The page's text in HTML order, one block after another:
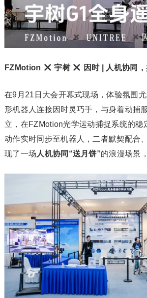
FZMotion 宇树 因时 | 人机协同
在9月21日大会开幕式现场，体验氛围
形机器人连接因时灵巧手，与身着动捕
立，在FZMotion光学运动捕捉系统的稳
动作实时同步至机器人，二者默契配合
现了一场 人机协同“送月饼”的浪漫场景